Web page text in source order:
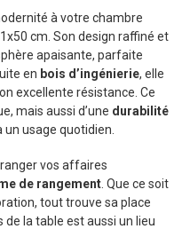
à votre chambre
cm. Son design raffiné et
apaisante, parfaite
en bois d’ingénierie, elle
excellente résistance. Ce
mais aussi d’une durabilité
usage quotidien.
vos affaires
de rangement . Que ce soit
tout trouve sa place
la table est aussi un lieu